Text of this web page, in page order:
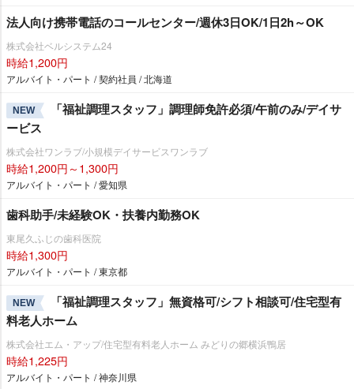
法人向け携帯電話のコールセンター/週休3日OK/1日2h～OK
株式会社ベルシステム24
時給1,200円
アルバイト・パート / 契約社員 / 北海道
NEW
「福祉調理スタッフ」調理師免許必須/午前のみ/デイサ
ービス
株式会社ワンラブ/小規模デイサービスワンラブ
時給1,200円～1,300円
アルバイト・パート / 愛知県
歯科助手/未経験OK・扶養内勤務OK
東尾久ふじの歯科医院
時給1,300円
アルバイト・パート / 東京都
NEW
「福祉調理スタッフ」無資格可/シフト相談可/住宅型有
料老人ホーム
株式会社エム・アップ/住宅型有料老人ホーム みどりの郷横浜鴨居
時給1,225円
アルバイト・パート / 神奈川県